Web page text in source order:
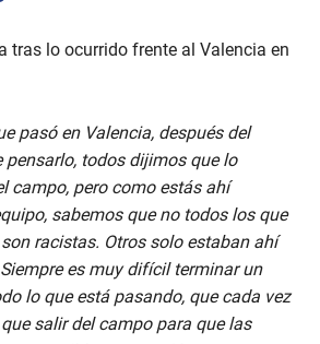
tras lo ocurrido frente al Valencia en
pasó en Valencia, después del
pensarlo, todos dijimos que lo
campo, pero como estás ahí
sabemos que no todos los que
racistas. Otros solo estaban ahí
es muy difícil terminar un
lo que está pasando, que cada vez
salir del campo para que las